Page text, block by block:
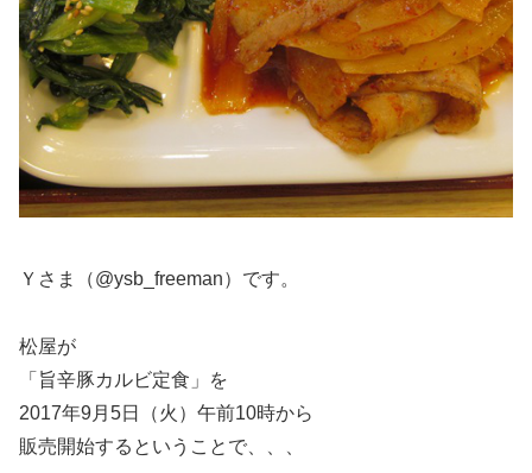
Ｙさま（@ysb_freeman）です。
松屋が
「旨辛豚カルビ定食」を
2017年9月5日（火）午前10時から
販売開始するということで、、、